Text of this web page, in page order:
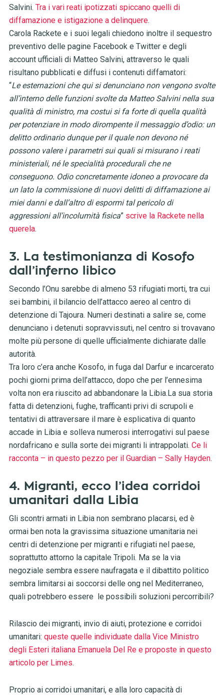
Salvini. Tra i vari reati ipotizzati spiccano quelli di
diffamazione e istigazione a delinquere.
Carola Rackete e i suoi legali chiedono inoltre il sequestro
preventivo delle pagine Facebook e Twitter e degli
account ufficiali di Matteo Salvini, attraverso le quali
risultano pubblicati e diffusi i contenuti diffamatori:
“Le esternazioni che qui si denunciano non vengono svolte
all’interno delle funzioni svolte da Matteo Salvini nella sua
qualità di ministro, ma costui si fa forte di quella qualità
per potenziare in modo dirompente il messaggio d’odio: un
delitto ordinario dunque per il quale non devono né
possono valere i parametri sui quali si misurano i reati
ministeriali, né le specialità procedurali che ne
conseguono. Odio concretamente idoneo a provocare da
un lato la commissione di nuovi delitti di diffamazione ai
miei danni e dall’altro di espormi tal pericolo di
aggressioni all’incolumità fisica” scrive la Rackete nella
querela.
3. La testimonianza di Kosofo
dall’inferno libico
Secondo l’Onu sarebbe di almeno 53 rifugiati morti, tra cui
sei bambini, il bilancio dell’attacco aereo al centro di
detenzione di Tajoura. Numeri destinati a salire se, come
denunciano i detenuti sopravvissuti, nel centro si trovavano
molte più persone di quelle ufficialmente dichiarate dalle
autorità.
Tra loro c’era anche Kosofo, in fuga dal Darfur e incarcerato
pochi giorni prima dell’attacco, dopo che per l’ennesima
volta non era riuscito ad abbandonare la Libia.La sua storia
fatta di detenzioni, fughe, trafficanti privi di scrupoli e
tentativi di attraversare il mare è esplicativa di quanto
accade in Libia e solleva numerosi interrogativi sul paese
nordafricano e sulla sorte dei migranti li intrappolati. Ce li
racconta – in questo pezzo per il Guardian – Sally Hayden.
4. Migranti, ecco l’idea corridoi
umanitari dalla Libia
Gli scontri armati in Libia non sembrano placarsi, ed è
ormai ben nota la gravissima situazione umanitaria nei
centri di detenzione per migranti e rifugiati nel paese,
soprattutto attorno la capitale Tripoli. Ma se la via
negoziale sembra essere naufragata e il dibattito politico
sembra limitarsi ai soccorsi delle ong nel Mediterraneo,
quali potrebbero essere le possibili soluzioni percorribili?
Rilascio dei migranti, invio di aiuti, protezione e corridoi
umanitari: queste quelle individuate dalla Vice Ministro
degli Esteri italiana Emanuela Del Re e proposte in questo
articolo per Limes.
Proprio ai corridoi umanitari, e alla loro capacità di